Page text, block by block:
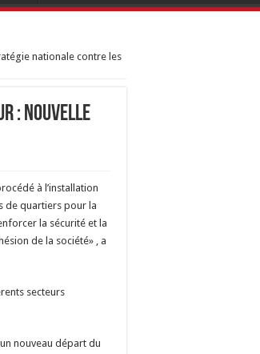
nationale contre les
: nouvelle
à l’installation
de quartiers pour la
la sécurité et la
de la société» , a
secteurs
nouveau départ du